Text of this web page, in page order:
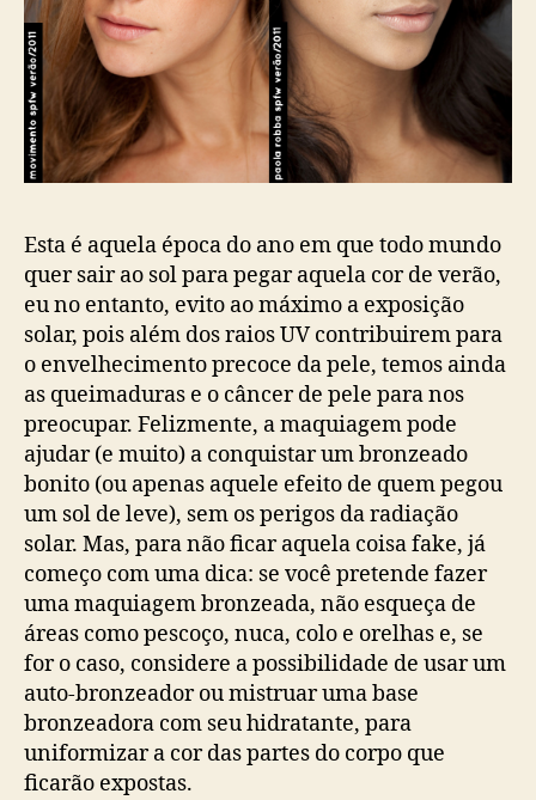
Esta é aquela época do ano em que todo mundo
quer sair ao sol para pegar aquela cor de verão,
eu no entanto, evito ao máximo a exposição
solar, pois além dos raios UV contribuirem para
o envelhecimento precoce da pele, temos ainda
as queimaduras e o câncer de pele para nos
preocupar. Felizmente, a maquiagem pode
ajudar (e muito) a conquistar um bronzeado
bonito (ou apenas aquele efeito de quem pegou
um sol de leve), sem os perigos da radiação
solar. Mas, para não ficar aquela coisa fake, já
começo com uma dica: se você pretende fazer
uma maquiagem bronzeada, não esqueça de
áreas como pescoço, nuca, colo e orelhas e, se
for o caso, considere a possibilidade de usar um
auto-bronzeador ou mistruar uma base
bronzeadora com seu hidratante, para
uniformizar a cor das partes do corpo que
ficarão expostas.